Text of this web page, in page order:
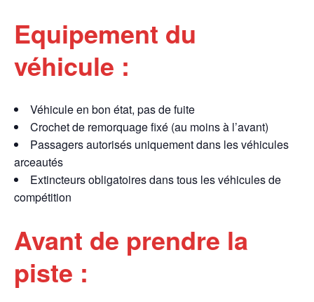
Equipement du
véhicule :
Véhicule en bon état, pas de fuite
Crochet de remorquage fixé (au moins à l’avant)
Passagers autorisés uniquement dans les véhicules
arceautés
Extincteurs obligatoires dans tous les véhicules de
compétition
Avant de prendre la
piste :